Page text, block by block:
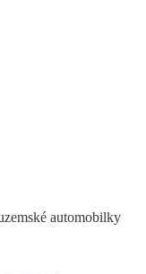
automobilky